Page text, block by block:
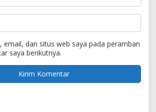
email, dan situs web saya pada peramban
saya berikutnya.